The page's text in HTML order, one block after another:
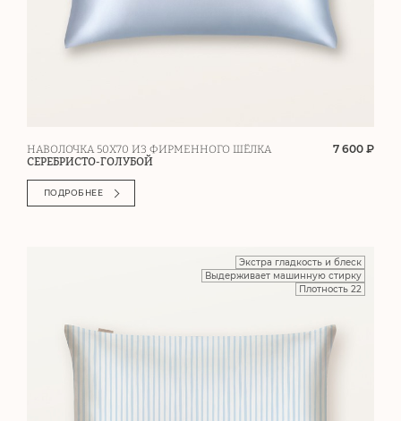
НАВОЛОЧКА 50Х70 ИЗ ФИРМЕННОГО ШЁЛКА
СЕРЕБРИСТО-ГОЛУБОЙ
7 600 ₽
ПОДРОБНЕЕ
Экстра гладкость и блеск
Выдерживает машинную стирку
Плотность 22